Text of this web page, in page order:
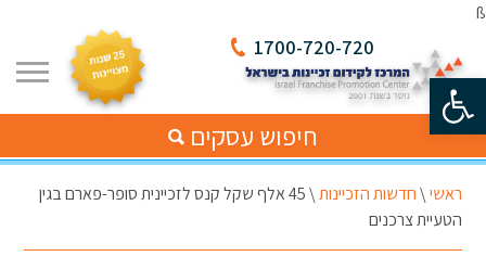
פתח סרגל נגישות
ß
1700-720-720
חיפוש עסקים
ראשי\חדשות הזכיינות\
45 אלף שקל קנס לזכיינית סופר-פארם בגין
הטעיית צרכנים